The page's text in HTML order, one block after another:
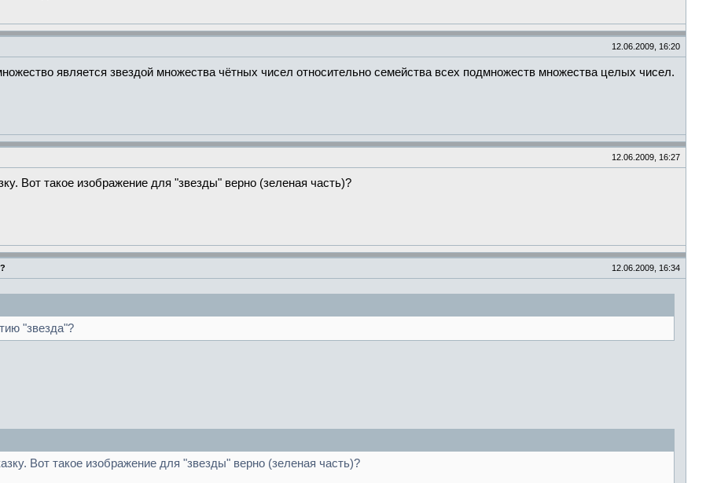
12.06.2009, 16:20
является звездой множества чётных чисел относительно семейства всех подмножеств множества целых чисел.
12.06.2009, 16:27
Вот такое изображение для "звезды" верно (зеленая часть)?
12.06.2009, 16:34
"звезда"?
Вот такое изображение для "звезды" верно (зеленая часть)?